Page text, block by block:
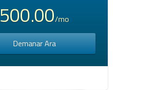
500.00/mo
Demanar Ara